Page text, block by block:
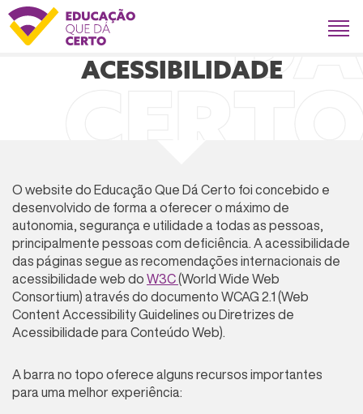
Logo Educação que
ACESSIBILIDADE
O website do Educação Que Dá Certo foi concebido e
desenvolvido de forma a oferecer o máximo de
autonomia, segurança e utilidade a todas as pessoas,
principalmente pessoas com deficiência. A acessibilidade
das páginas segue as recomendações internacionais de
acessibilidade web do W3C(World Wide Web
Consortium) através do documento WCAG 2.1 (Web
Content Accessibility Guidelines ou Diretrizes de
Acessibilidade para Conteúdo Web).
A barra no topo oferece alguns recursos importantes
para uma melhor experiência: